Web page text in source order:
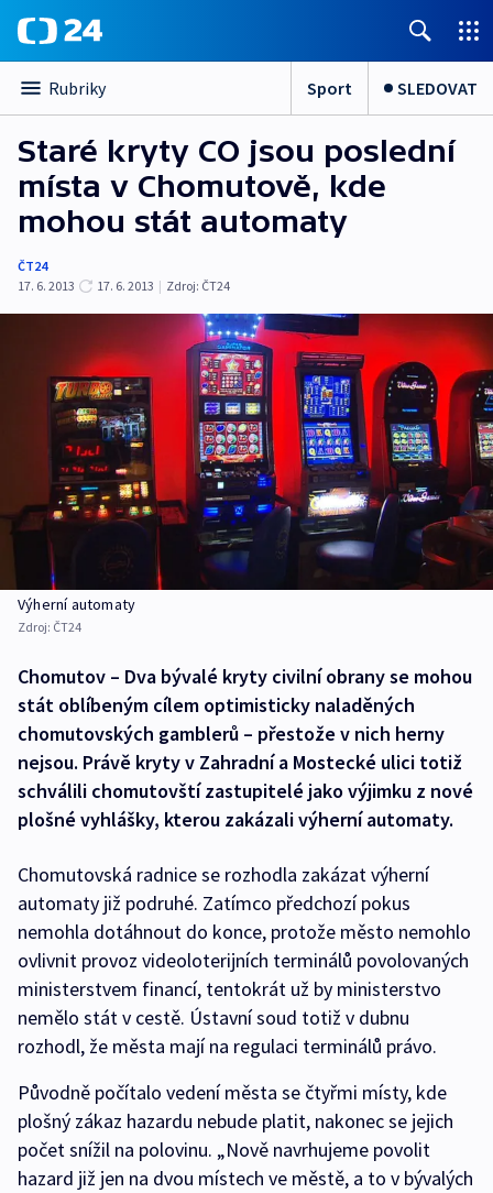
Rubriky Sport SLEDOVAT
Staré kryty CO jsou poslední
místa v Chomutově, kde
mohou stát automaty
ČT24
17. 6. 2013
17. 6. 2013 | Zdroj: ČT24
Výherní automaty
Zdroj: ČT24
Chomutov – Dva bývalé kryty civilní obrany se mohou
stát oblíbeným cílem optimisticky naladěných
chomutovských gamblerů – přestože v nich herny
nejsou. Právě kryty v Zahradní a Mostecké ulici totiž
schválili chomutovští zastupitelé jako výjimku z nové
plošné vyhlášky, kterou zakázali výherní automaty.
Chomutovská radnice se rozhodla zakázat výherní
automaty již podruhé. Zatímco předchozí pokus
nemohla dotáhnout do konce, protože město nemohlo
ovlivnit provoz videoloterijních terminálů povolovaných
ministerstvem financí, tentokrát už by ministerstvo
nemělo stát v cestě. Ústavní soud totiž v dubnu
rozhodl, že města mají na regulaci terminálů právo.
Původně počítalo vedení města se čtyřmi místy, kde
plošný zákaz hazardu nebude platit, nakonec se jejich
počet snížil na polovinu. „Nově navrhujeme povolit
hazard již jen na dvou místech ve městě, a to v bývalých